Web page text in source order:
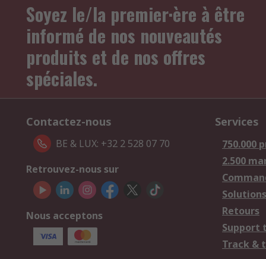
Soyez le/la premier·ère à être
informé de nos nouveautés
produits et de nos offres
spéciales.
Contactez-nous
BE & LUX: +32 2 528 07 70
Retrouvez-nous sur
Nous acceptons
Services
750.000
2.500
Retours
Support
Track &